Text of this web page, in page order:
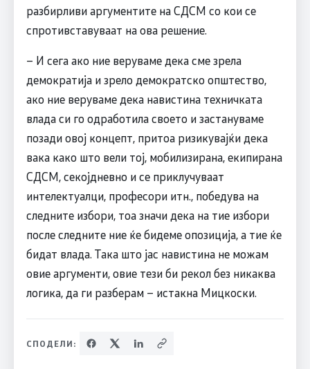
разбирливи аргументите на СДСМ со кои се
спротивставуваат на ова решение.
– И сега ако ние веруваме дека сме зрела
демократија и зрело демократско општество,
ако ние веруваме дека навистина техничката
влада си го одработила своето и застануваме
позади овој концепт, притоа ризикувајќи дека
вака како што вели тој, мобилизирана, екипирана
СДСМ, секојдневно и се приклучуваат
интелектуалци, професори итн., победува на
следните избори, тоа значи дека на тие избори
после следните ние ќе бидеме опозиција, а тие ќе
бидат влада. Така што јас навистина не можам
овие аргументи, овие тези би рекол без никаква
логика, да ги разберам – истакна Мицкоски.
СПОДЕЛИ: